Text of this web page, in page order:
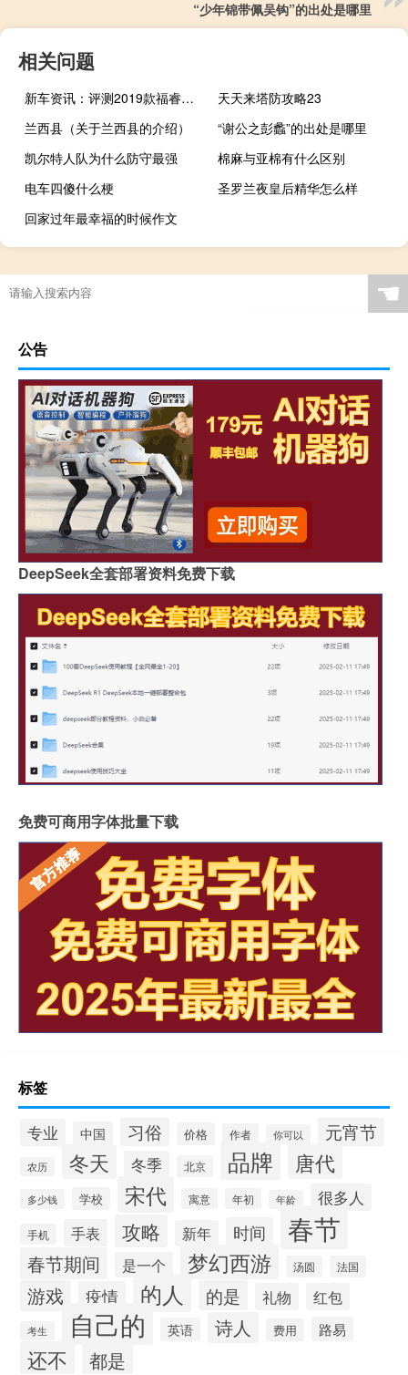
“少年锦带佩吴钩”的出处是哪里
相关问题
新车资讯：评测2019款福睿斯轮胎型号规格多少及2019款福睿斯价格多少钱
天天来塔防攻略23
兰西县（关于兰西县的介绍）
“谢公之彭蠡”的出处是哪里
凯尔特人队为什么防守最强
棉麻与亚棉有什么区别
电车四傻什么梗
圣罗兰夜皇后精华怎么样
回家过年最幸福的时候作文
☚
公告
DeepSeek全套部署资料免费下载
免费可商用字体批量下载
标签
专业 中国 习俗 价格 作者 你可以 元宵节
农历 冬天 冬季 北京 品牌 唐代
多少钱 学校 宋代 寓意 年初 年龄 很多人
手机 手表 攻略 新年 时间 春节
春节期间 是一个 梦幻西游 汤圆 法国
游戏 疫情 的人 的是 礼物 红包
考生 自己的 英语 诗人 费用 路易
还不 都是